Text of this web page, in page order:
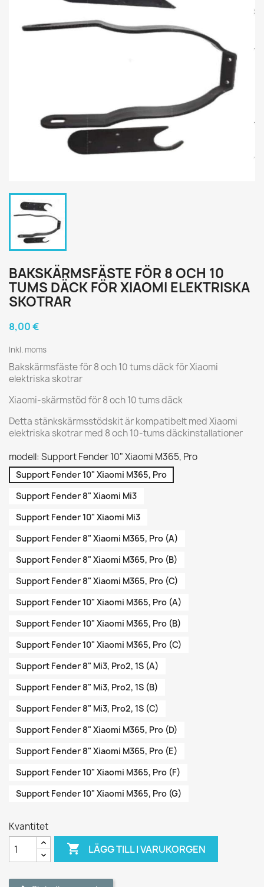
BAKSKÄRMSFÄSTE FÖR 8 OCH 10
TUMS DÄCK FÖR XIAOMI ELEKTRISKA
SKOTRAR
8,00 €
Inkl. moms
Bakskärmsfäste för 8 och 10 tums däck för Xiaomi
elektriska skotrar
Xiaomi-skärmstöd för 8 och 10 tums däck
Detta stänkskärmsstödskit är kompatibelt med Xiaomi
elektriska skotrar med 8 och 10-tums däckinstallationer
modell: Support Fender 10" Xiaomi M365, Pro
Support Fender 10" Xiaomi M365, Pro
Support Fender 8" Xiaomi Mi3
Support Fender 10" Xiaomi Mi3
Support Fender 8" Xiaomi M365, Pro (A)
Support Fender 8" Xiaomi M365, Pro (B)
Support Fender 8" Xiaomi M365, Pro (C)
Support Fender 10" Xiaomi M365, Pro (A)
Support Fender 10" Xiaomi M365, Pro (B)
Support Fender 10" Xiaomi M365, Pro (C)
Support Fender 8" Mi3, Pro2, 1S (A)
Support Fender 8" Mi3, Pro2, 1S (B)
Support Fender 8" Mi3, Pro2, 1S (C)
Support Fender 8" Xiaomi M365, Pro (D)
Support Fender 8" Xiaomi M365, Pro (E)
Support Fender 10" Xiaomi M365, Pro (F)
Support Fender 10" Xiaomi M365, Pro (G)
Kvantitet
 LÄGG TILL I VARUKORGEN